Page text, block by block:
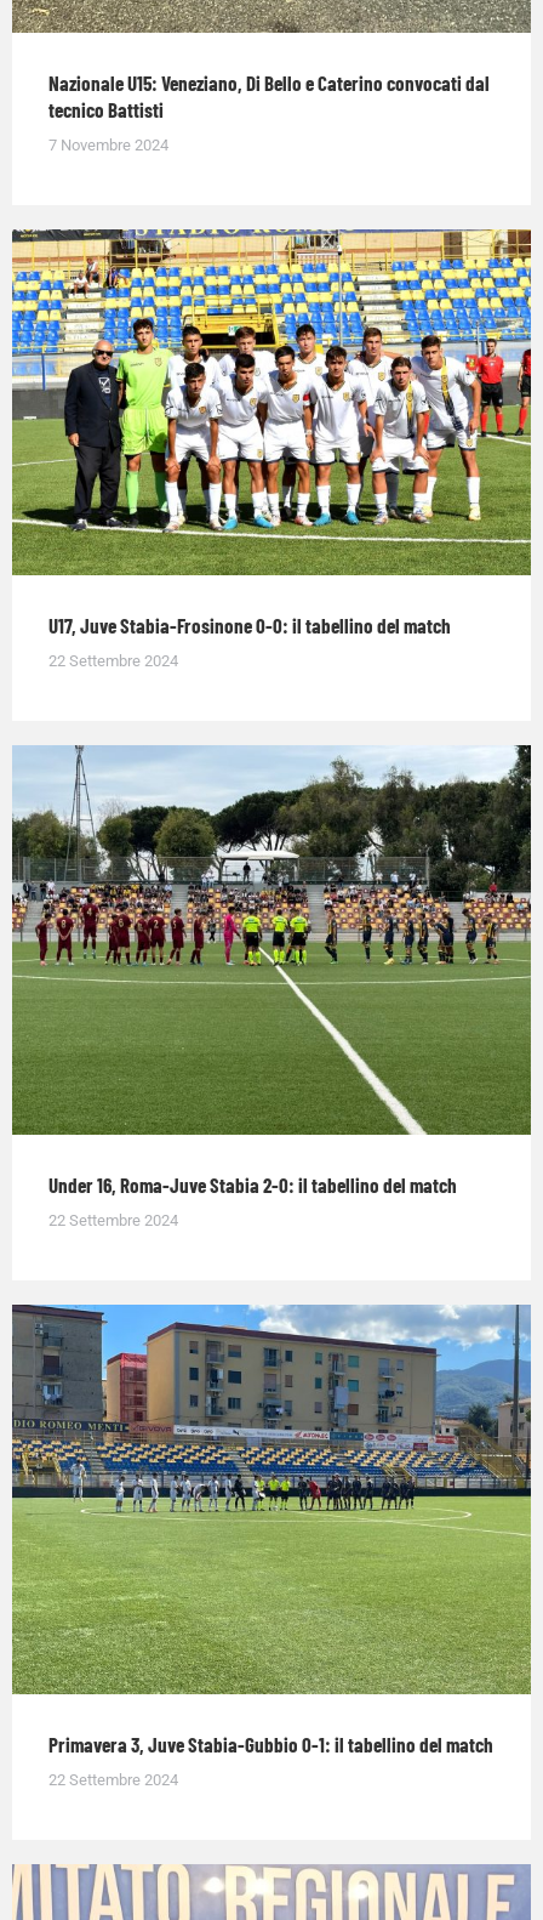
Nazionale U15: Veneziano, Di Bello e Caterino convocati dal
tecnico Battisti
7 Novembre 2024
U17, Juve Stabia-Frosinone 0-0: il tabellino del match
22 Settembre 2024
Under 16, Roma-Juve Stabia 2-0: il tabellino del match
22 Settembre 2024
Primavera 3, Juve Stabia-Gubbio 0-1: il tabellino del match
22 Settembre 2024